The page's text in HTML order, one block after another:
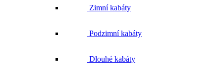
Zimní kabáty
Podzimní kabáty
Dlouhé kabáty